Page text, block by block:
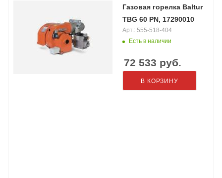
Газовая горелка Baltur
TBG 60 PN, 17290010
Есть в наличии
Арт.: 555-518-404
72 533 руб.
В КОРЗИНУ